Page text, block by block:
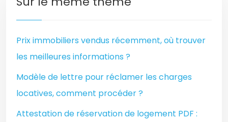
Prix immobiliers vendus récemment, où trouver
les meilleures informations ?
Modèle de lettre pour réclamer les charges
locatives, comment procéder ?
Attestation de réservation de logement PDF :